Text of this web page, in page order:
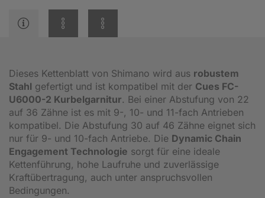
Dieses Kettenblatt von Shimano wird aus robustem
Stahl gefertigt und ist kompatibel mit der Cues FC-
U6000-2 Kurbelgarnitur. Bei einer Abstufung von 22
auf 36 Zähne ist es mit 9-, 10- und 11-fach Antrieben
kompatibel. Die Abstufung 30 auf 46 Zähne eignet sich
nur für 9- und 10-fach Antriebe. Die Dynamic Chain
Engagement Technologie sorgt für eine ideale
Kettenführung, hohe Laufruhe und zuverlässige
Kraftübertragung, auch unter anspruchsvollen
Bedingungen.